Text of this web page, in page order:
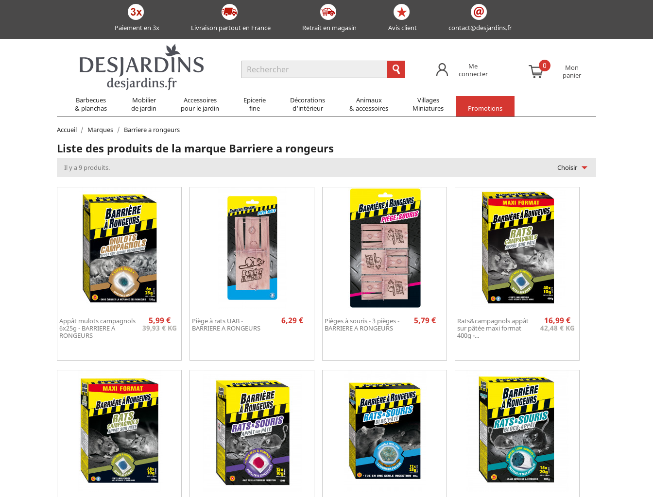
Paiement en 3x Livraison partout en France Retrait en magasin Avis client contact@desjardins.fr
Me
connecter
0
Mon
panier
Barbecues
& planchas
Mobilier
de jardin
Accessoires
pour le jardin
Epicerie
fine
Décorations
d'intérieur
Animaux
& accessoires
Villages
Miniatures
Promotions
Accueil Marques Barriere a rongeurs
Liste des produits de la marque Barriere a rongeurs
Il y a 9 produits. Choisir
Appât mulots campagnols
6x25g - BARRIERE A
RONGEURS
Prix
5,99 €
39,93 € KG
Aperçu rapide
Piège à rats UAB -
BARRIERE A RONGEURS
Prix
6,29 €
Aperçu rapide
Pièges à souris - 3 pièges -
BARRIERE A RONGEURS
Prix
5,79 €
Aperçu rapide
Rats&campagnols appât
sur pâtée maxi format
400g -...
Prix
16,99 €
42,48 € KG
Aperçu rapide